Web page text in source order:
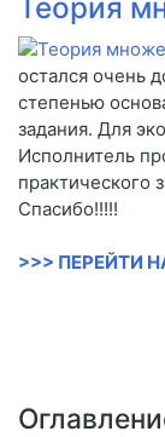
Теория
остался очень
степенью
задания. Для
Исполнитель
практического
Спасибо!!!!!
>>> ПЕРЕЙТИ